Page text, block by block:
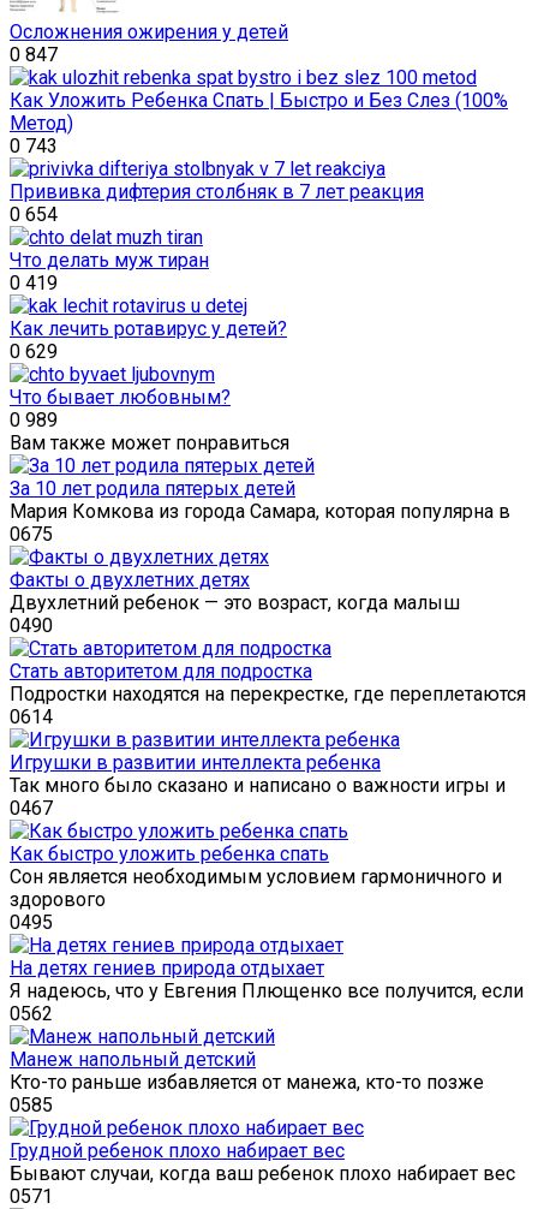
Осложнения ожирения у детей
0 847
Как Уложить Ребенка Спать | Быстро и Без Слез (100%
Метод)
0 743
Прививка дифтерия столбняк в 7 лет реакция
0 654
Что делать муж тиран
0 419
Как лечить ротавирус у детей?
0 629
Что бывает любовным?
0 989
Вам также может понравиться
За 10 лет родила пятерых детей
Мария Комкова из города Самара, которая популярна в
0675
Факты о двухлетних детях
Двухлетний ребенок — это возраст, когда малыш
0490
Стать авторитетом для подростка
Подростки находятся на перекрестке, где переплетаются
0614
Игрушки в развитии интеллекта ребенка
Так много было сказано и написано о важности игры и
0467
Как быстро уложить ребенка спать
Сон является необходимым условием гармоничного и
здорового
0495
На детях гениев природа отдыхает
Я надеюсь, что у Евгения Плющенко все получится, если
0562
Манеж напольный детский
Кто-то раньше избавляется от манежа, кто-то позже
0585
Грудной ребенок плохо набирает вес
Бывают случаи, когда ваш ребенок плохо набирает вес
0571